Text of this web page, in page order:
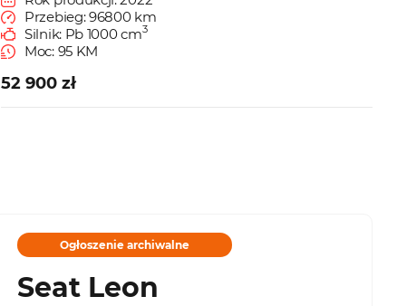
Przebieg: 96800 km
Silnik: Pb 1000 cm3
Moc: 95 KM
52 900 zł
Ogłoszenie archiwalne
Seat Leon